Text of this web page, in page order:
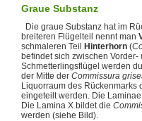
Graue Substanz
Die graue Substanz hat im
breiteren Flügelteil nennt man
schmaleren Teil
Hinterhorn (
befindet sich zwischen
Schmetterlingsflügel werden
der Mitte der Commissura
Liquorraum des
eingeteilt werden. Die
Die Lamina X bildet die
werden (siehe Bild).